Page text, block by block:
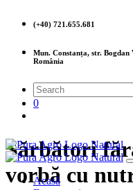
(+40) 721.655.681
Mun. Constanța, str.
România
0
Acasă
Sărbători
vorbă cu